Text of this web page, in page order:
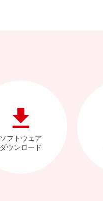
ソフトウェア
ダウンロード